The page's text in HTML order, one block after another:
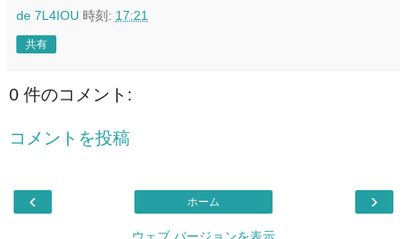
de 7L4IOU 時刻: 17:21
共有
0 件のコメント:
コメントを投稿
‹ ›
ホーム